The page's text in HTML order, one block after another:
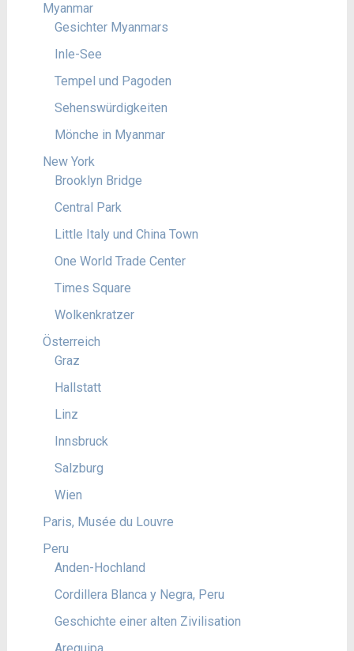
Myanmar
Gesichter Myanmars
Inle-See
Tempel und Pagoden
Sehenswürdigkeiten
Mönche in Myanmar
New York
Brooklyn Bridge
Central Park
Little Italy und China Town
One World Trade Center
Times Square
Wolkenkratzer
Österreich
Graz
Hallstatt
Linz
Innsbruck
Salzburg
Wien
Paris, Musée du Louvre
Peru
Anden-Hochland
Cordillera Blanca y Negra, Peru
Geschichte einer alten Zivilisation